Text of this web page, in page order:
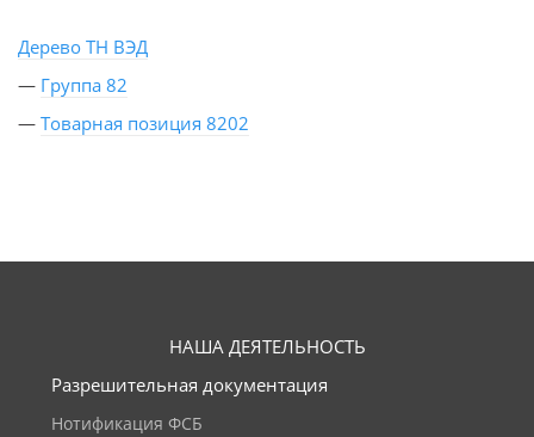
Дерево ТН ВЭД
— Группа 82
— Товарная позиция 8202
НАША ДЕЯТЕЛЬНОСТЬ
Разрешительная документация
Нотификация ФСБ